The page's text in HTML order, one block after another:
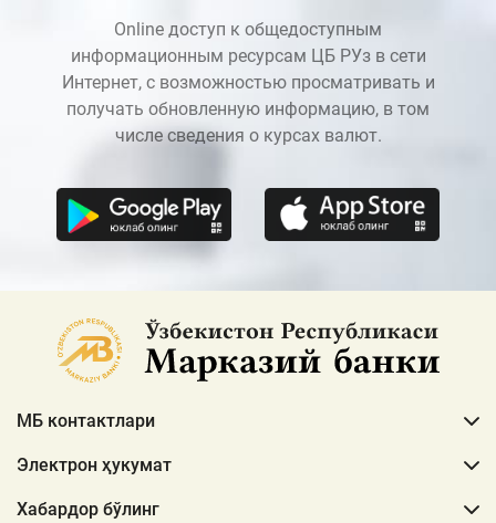
Online доступ к общедоступным
информационным ресурсам ЦБ РУз в сети
Интернет, с возможностью просматривать и
получать обновленную информацию, в том
числе сведения о курсах валют.
МБ контактлари
Электрон ҳукумат
Хабардор бўлинг